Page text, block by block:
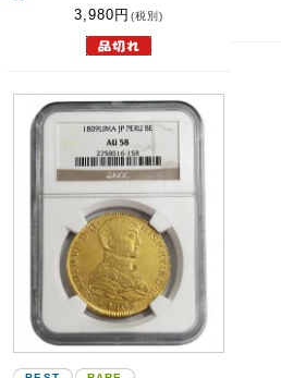
3,980 円 (税別)